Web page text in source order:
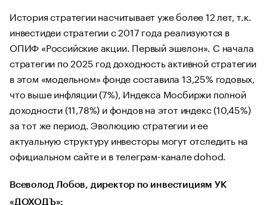
История стратегии насчитывает уже более 12 лет, т.к.
инвестидеи стратегии с 2017 года реализуются в
ОПИФ «Российские акции. Первый эшелон». С начала
стратегии по 2025 год доходность активной стратегии
в этом «модельном» фонде составила 13,25% годовых,
что выше инфляции (7%), Индекса Мосбиржи полной
доходности (11,78%) и фондов на этот индекс (10,45%)
за тот же период. Эволюцию стратегии и ее
актуальную структуру инвесторы могут отследить на
официальном сайте и в телеграм-канале dohod.
Всеволод Лобов, директор по инвестициям УК
«ДОХОДЪ»: